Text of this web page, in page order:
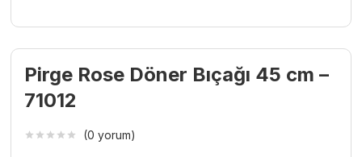
Pirge Rose Döner Bıçağı 45 cm –
71012
(0 yorum)